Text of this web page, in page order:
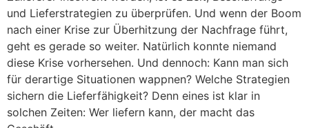
und Lieferstrategien zu überprüfen. Und wenn der Boom
nach einer Krise zur Überhitzung der Nachfrage führt,
geht es gerade so weiter. Natürlich konnte niemand
diese Krise vorhersehen. Und dennoch: Kann man sich
für derartige Situationen wappnen? Welche Strategien
sichern die Lieferfähigkeit? Denn eines ist klar in
solchen Zeiten: Wer liefern kann, der macht das